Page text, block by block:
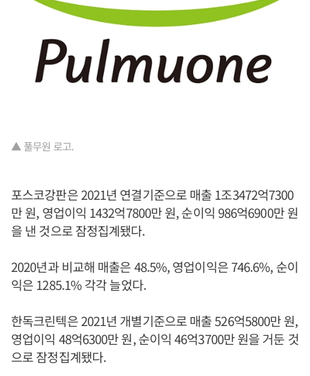
▲ 풀무원 로고.
포스코강판은 2021년 연결기준으로 매출 1조3472억7300
만 원, 영업이익 1432억7800만 원, 순이익 986억6900만 원
을 낸 것으로 잠정집계됐다.
2020년과 비교해 매출은 48.5%, 영업이익은 746.6%, 순이
익은 1285.1% 각각 늘었다.
한독크린텍은 2021년 개별기준으로 매출 526억5800만 원,
영업이익 48억6300만 원, 순이익 46억3700만 원을 거둔 것
으로 잠정집계됐다.